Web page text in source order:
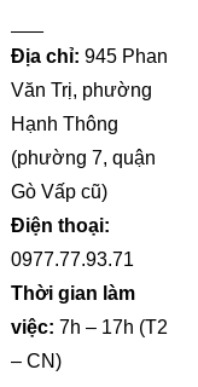
Địa chỉ: 945 Phan
Văn Trị, phường
Hạnh Thông
(phường 7, quận
Gò Vấp cũ)
Điện thoại:
0977.77.93.71
Thời gian làm
việc: 7h – 17h (T2
– CN)